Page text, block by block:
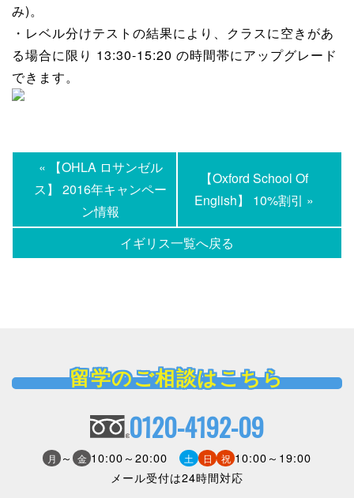
み)。
・レベル分けテストの結果により、クラスに空きがあ
る場合に限り 13:30-15:20 の時間帯にアップグレード
できます。
« 【OHLA ロサンゼル
ス】 2016年キャンペー
ン情報
イギリス一覧へ戻る
【Oxford School Of
English】 10%割引 »
留学のご相談はこちら
0120-4192-09
月 ～ 金 10:00～20:00 土 日 祝 10:00～19:00
メール受付は24時間対応